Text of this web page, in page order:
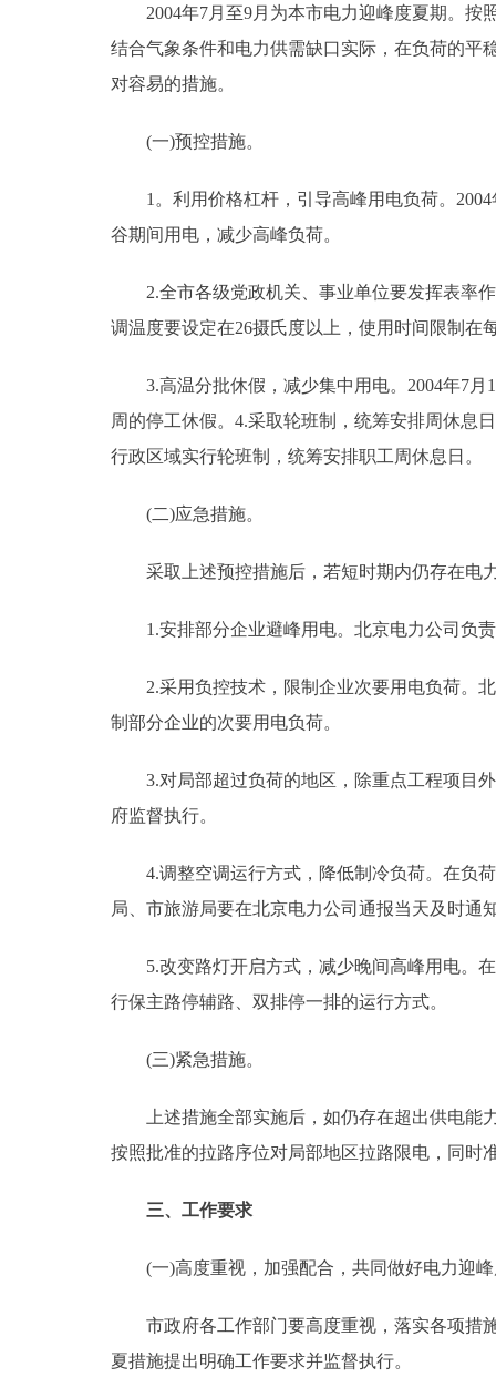
参与调查
走进北京
北京概况
ENGLISH
DEUTSCH
ESPAÑOL
ITALIANO
2004年7月至9月为本市电力迎峰度夏期。按
结合气象条件和电力供需缺口实际，在负荷的平
对容易的措施。
(一)预控措施。
1。利用价格杠杆，引导高峰用电负荷。2004
谷期间用电，减少高峰负荷。
2.全市各级党政机关、事业单位要发挥表率作
调温度要设定在26摄氏度以上，使用时间限制在
3.高温分批休假，减少集中用电。2004年7月
周的停工休假。4.采取轮班制，统筹安排周休息
行政区域实行轮班制，统筹安排职工周休息日。
(二)应急措施。
采取上述预控措施后，若短时期内仍存在电
1.安排部分企业避峰用电。北京电力公司负责
2.采用负控技术，限制企业次要用电负荷。北
制部分企业的次要用电负荷。
3.对局部超过负荷的地区，除重点工程项目外
府监督执行。
4.调整空调运行方式，降低制冷负荷。在负荷
局、市旅游局要在北京电力公司通报当天及时通
5.改变路灯开启方式，减少晚间高峰用电。在
行保主路停辅路、双排停一排的运行方式。
(三)紧急措施。
上述措施全部实施后，如仍存在超出供电能力
按照批准的拉路序位对局部地区拉路限电，同时
三、工作要求
(一)高度重视，加强配合，共同做好电力迎峰
市政府各工作部门要高度重视，落实各项措施
夏措施提出明确工作要求并监督执行。